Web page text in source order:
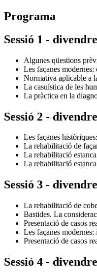
Programa
Sessió 1 -
Algunes qüestions
Les façanes
Normativa aplicable a
La casuística de les
La pràctica en la
Sessió 2 -
Les façanes
La rehabilitació de
La rehabilitació
La rehabilitació
Sessió 3 -
La rehabilitació de
Bastides. La
Presentació de casos
Les façanes
Presentació de casos
Sessió 4 -